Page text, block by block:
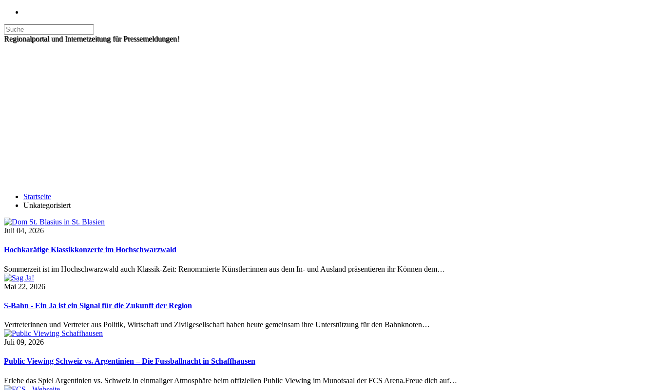
Regionalportal und Internetzeitung für Pressemeldungen!
Startseite
Unkategorisiert
Juli 04, 2026
Hochkarätige Klassikkonzerte im Hochschwarzwald
Sommerzeit ist im Hochschwarzwald auch Klassik-Zeit: Renommierte Künstler:innen aus dem In- und Ausland präsentieren ihr Können dem…
Mai 22, 2026
S-Bahn - Ein Ja ist ein Signal für die Zukunft der Region
Vertreterinnen und Vertreter aus Politik, Wirtschaft und Zivilgesellschaft haben heute gemeinsam ihre Unterstützung für den Bahnknoten…
Juli 09, 2026
Public Viewing Schweiz vs. Argentinien – Die Fussballnacht in Schaffhausen
Erlebe das Spiel Argentinien vs. Schweiz in einmaliger Atmosphäre beim offiziellen Public Viewing im Munotsaal der FCS Arena.Freue dich auf…